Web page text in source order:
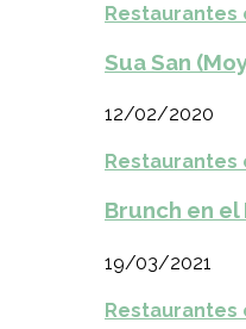
Restaurantes
Sua San
12/02/2020
Restaurantes
Brunch en el
19/03/2021
Restaurantes